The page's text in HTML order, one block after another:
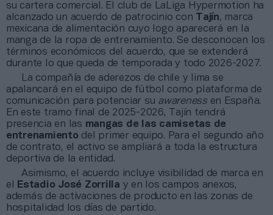
su cartera comercial. El club de LaLiga Hypermotion ha
alcanzado un acuerdo de patrocinio con
Tajín, marca
mexicana de alimentación cuyo logo aparecerá en la
manga de la ropa de entrenamiento. Se desconocen los
términos económicos del acuerdo, que se extenderá
durante lo que queda de temporada y todo 2026-2027.
La compañía de aderezos de chile y lima se
apalancará en el equipo de fútbol como plataforma de
comunicación para potenciar su awarenessen España.
En este tramo final de 2025-2026, Tajín tendrá
presencia en las mangas de las camisetas de
entrenamiento del primer equipo. Para el segundo año
de contrato, el activo se ampliará a toda la estructura
deportiva de la entidad.
Asimismo, el acuerdo incluye visibilidad de marca en
el
Estadio José Zorrilla y en los campos anexos,
además de activaciones de producto en las zonas de
hospitalidad los días de partido.